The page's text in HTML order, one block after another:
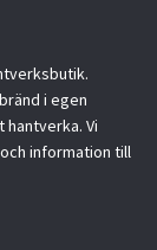
i egen
Vi
information till